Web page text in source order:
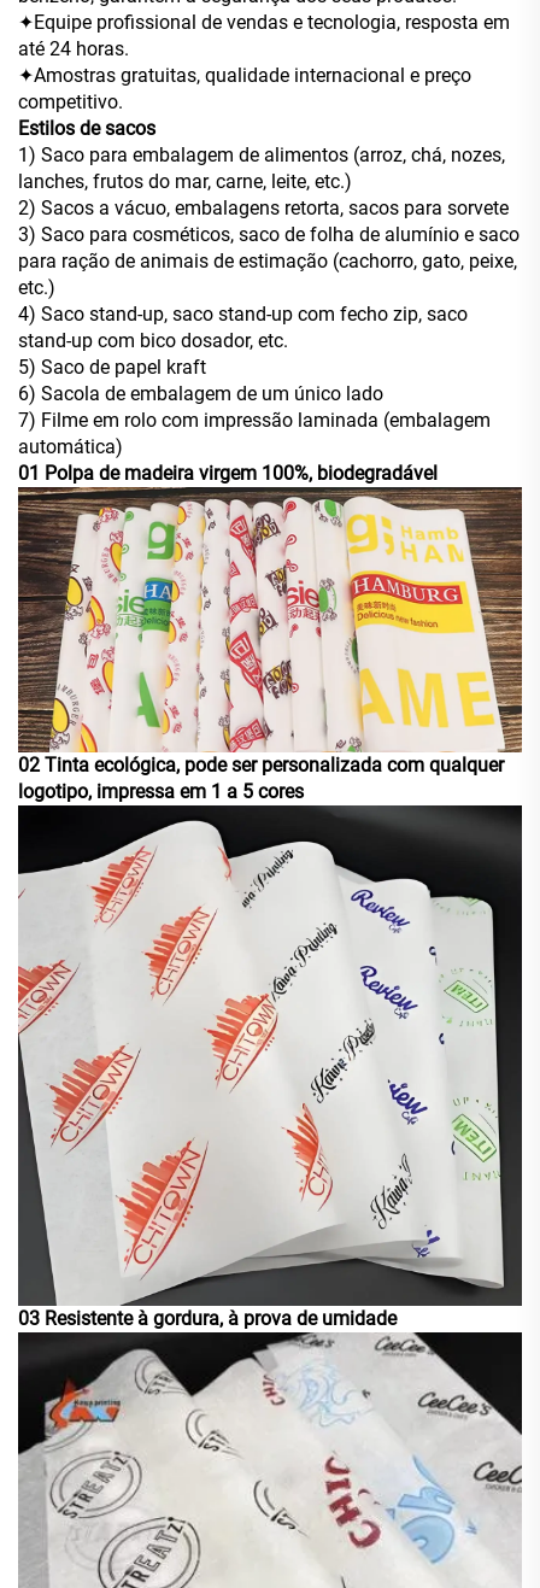
✦Equipe profissional de vendas e tecnologia, resposta em
até 24 horas.
✦Amostras gratuitas, qualidade internacional e preço
competitivo.
Estilos de sacos
1) Saco para embalagem de alimentos (arroz, chá, nozes,
lanches, frutos do mar, carne, leite, etc.)
2) Sacos a vácuo, embalagens retorta, sacos para sorvete
3) Saco para cosméticos, saco de folha de alumínio e saco
para ração de animais de estimação (cachorro, gato, peixe,
etc.)
4) Saco stand-up, saco stand-up com fecho zip, saco
stand-up com bico dosador, etc.
5) Saco de papel kraft
6) Sacola de embalagem de um único lado
7) Filme em rolo com impressão laminada (embalagem
automática)
01 Polpa de madeira virgem 100%, biodegradável
02 Tinta ecológica, pode ser personalizada com qualquer
logotipo, impressa em 1 a 5 cores
03 Resistente à gordura, à prova de umidade